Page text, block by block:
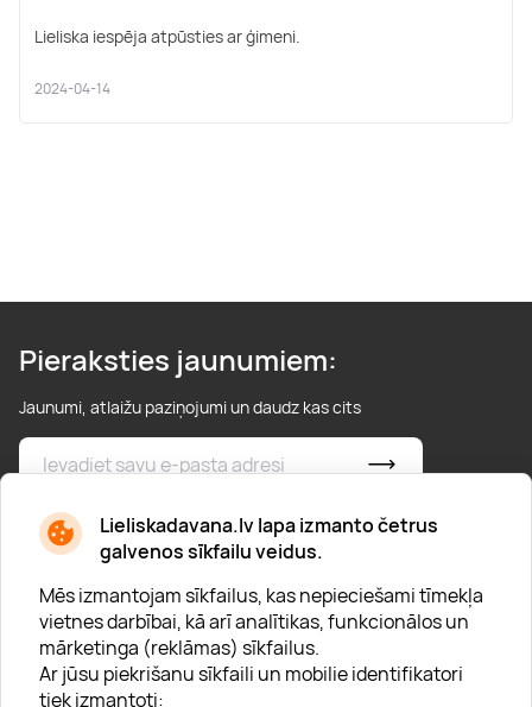
Lieliskadavana.lv lapa izmanto četrus
galvenos sīkfailu veidus.
Mēs izmantojam sīkfailus, kas nepieciešami tīmekļa
vietnes darbībai, kā arī analītikas, funkcionālos un
mārketinga (reklāmas) sīkfailus.
Ar jūsu piekrišanu sīkfaili un mobilie identifikatori
tiek izmantoti:
Lieliska iespēja atpūsties ar ģimeni.
2024-04-14
Pieraksties jaunumiem:
Jaunumi, atlaižu paziņojumi un daudz kas cits
* Esmu iepazinies/usies ar privātuma politiku
Par "Lieliska dāvana"